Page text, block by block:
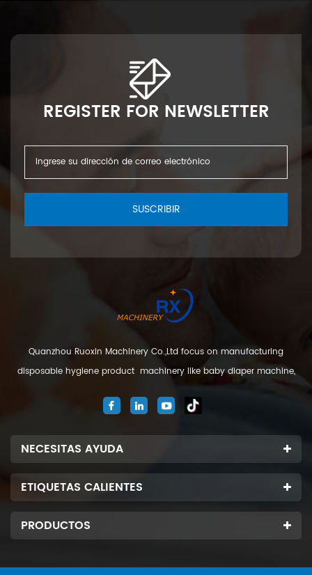
REGISTER FOR NEWSLETTER
SUSCRIBIR
Quanzhou Ruoxin Machinery Co.,Ltd focus on manufacturing
disposable hygiene product machinery like baby diaper machine,
machine. We are located in Jinjiang city, Fujian Province, China. And
NECESITAS AYUDA
ETIQUETAS CALIENTES
PRODUCTOS